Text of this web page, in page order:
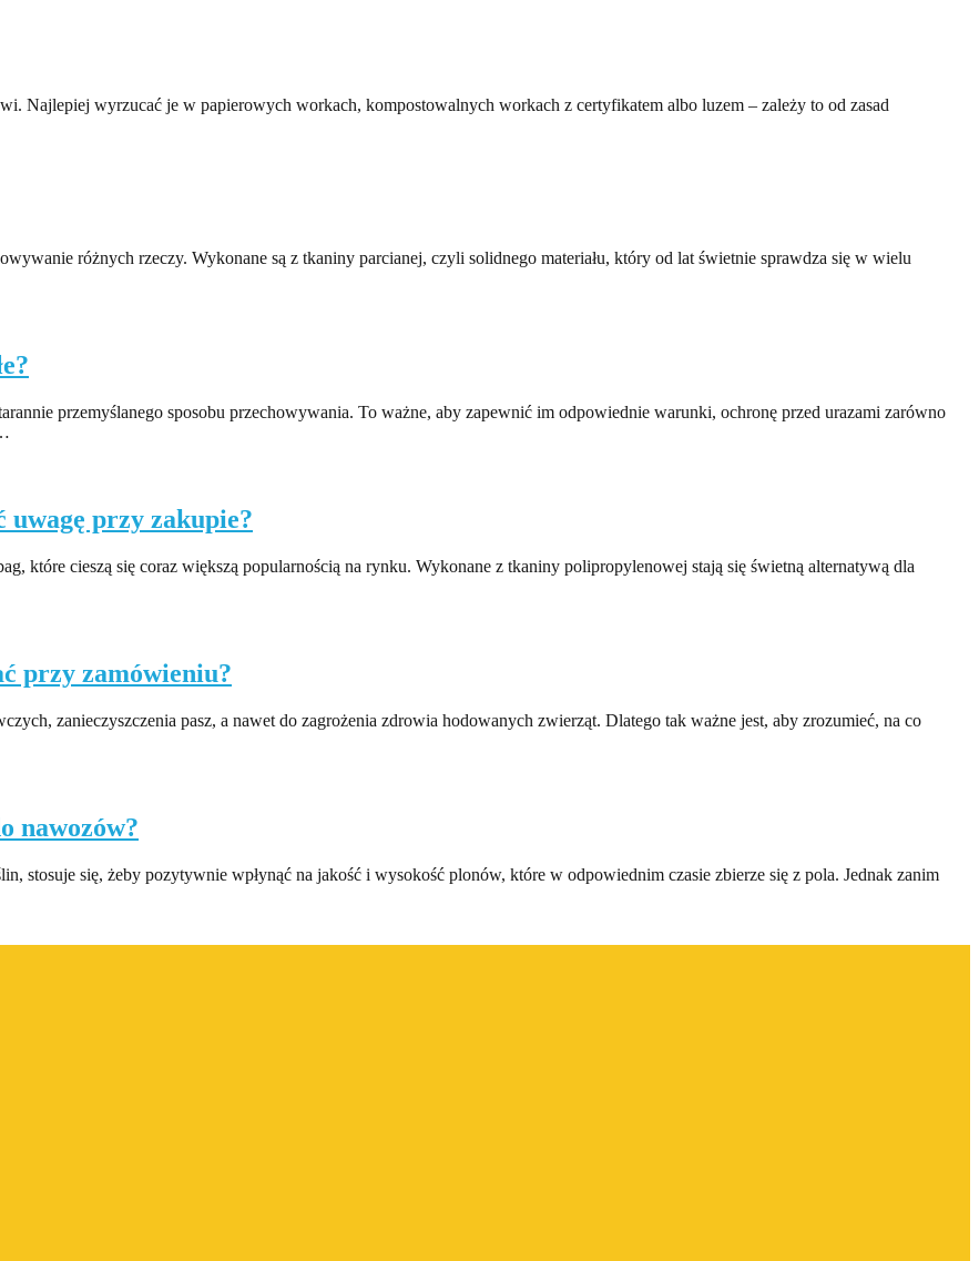
Najlepiej wyrzucać je w papierowych workach, kompostowalnych workach z certyfikatem albo luzem – zależy to od zasad
różnych rzeczy. Wykonane są z tkaniny parcianej, czyli solidnego materiału, który od lat świetnie sprawdza się w wielu
przemyślanego sposobu przechowywania. To ważne, aby zapewnić im odpowiednie warunki, ochronę przed urazami zarówno
uwagę przy zakupie?
które cieszą się coraz większą popularnością na rynku. Wykonane z tkaniny polipropylenowej stają się świetną alternatywą dla
przy zamówieniu?
zanieczyszczenia pasz, a nawet do zagrożenia zdrowia hodowanych zwierząt. Dlatego tak ważne jest, aby zrozumieć, na co
nawozów?
stosuje się, żeby pozytywnie wpłynąć na jakość i wysokość plonów, które w odpowiednim czasie zbierze się z pola. Jednak zanim